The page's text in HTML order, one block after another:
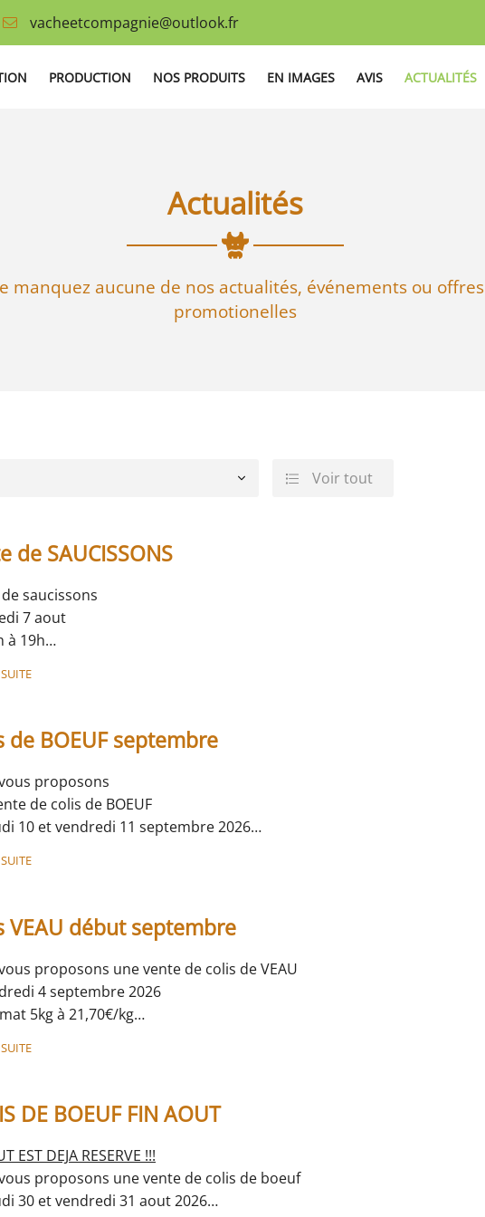
PRODUCTION NOS PRODUITS EN IMAGES AVIS ACTUALITÉS
Actualités
manquez aucune de nos actualités, événements ou offres
promotionelles
 Voir tout
de SAUCISSONS
saucissons
7 aout
à 19h
6.50€
7€
7€
de BOEUF septembre
proposons
de colis de BOEUF
10 et vendredi 11 septembre 2026
au choix :
disponibles sont: foie, coeur, rognons, queue,hampe,
onglet
tel/sms
VEAU début septembre
proposons une vente de colis de VEAU
4 septembre 2026
5kg à 21,70€/kg
: paupiettes ou osso bucco
: steak haché ou milanaise
à réserver vos abats (foie, coeur, rognons, queue)
de réserver dès à présent sur ce site à la
"nos produits"
tel/sms
DE BOEUF FIN AOUT
EST DEJA RESERVE !!!
proposons une vente de colis de boeuf
30 et vendredi 31 aout 2026